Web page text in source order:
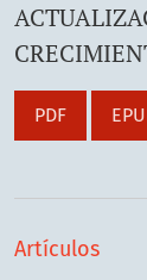
PDF
Artículos